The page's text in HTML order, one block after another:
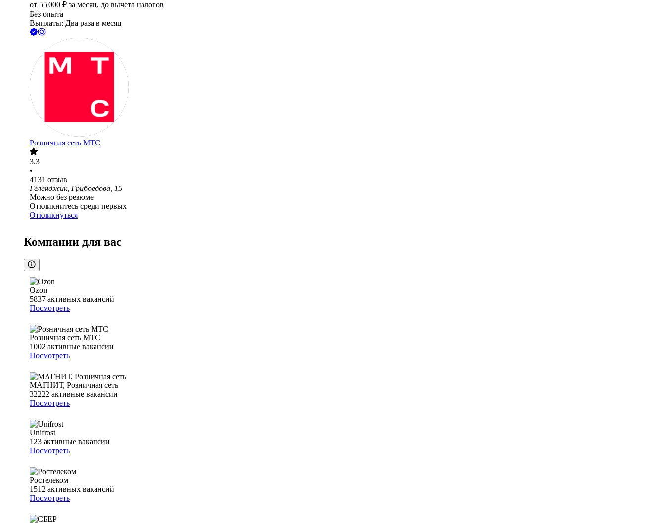
от 55 000 ₽ за месяц, до вычета налогов
Без опыта
Выплаты: Два раза в месяц
Розничная сеть МТС
3.3
•
4131 отзыв
Геленджик, Грибоедова, 15
Можно без резюме
Откликнитесь среди первых
Откликнуться
Компании для вас
Ozon
5837 активных вакансий
Посмотреть
Розничная сеть МТС
1002 активные вакансии
Посмотреть
МАГНИТ, Розничная сеть
32222 активные вакансии
Посмотреть
Unifrost
123 активные вакансии
Посмотреть
Ростелеком
1512 активных вакансий
Посмотреть